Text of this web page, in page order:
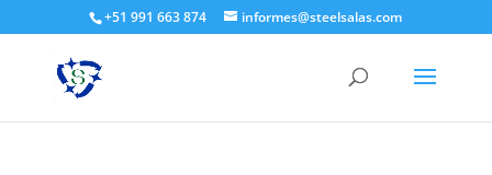
+51 991 663 874 informes@steelsalas.com